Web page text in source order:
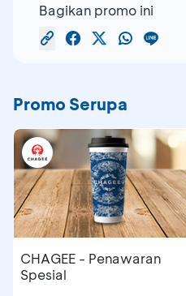
Bagikan promo ini
Promo Serupa
CHAGEE - Penawaran
Spesial